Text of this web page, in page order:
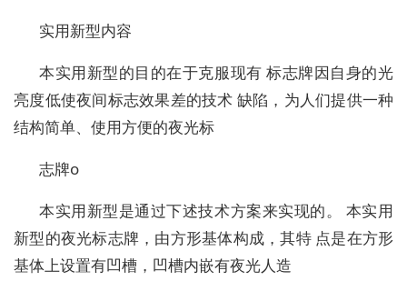
实用新型内容
本实用新型的目的在于克服现有 标志牌因自身的光
亮度低使夜间标志效果差的技术 缺陷，为人们提供一种
结构简单、使用方便的夜光标
志牌o
本实用新型是通过下述技术方案来实现的。 本实用
新型的夜光标志牌，由方形基体构成，其特 点是在方形
基体上设置有凹槽，凹槽内嵌有夜光人造